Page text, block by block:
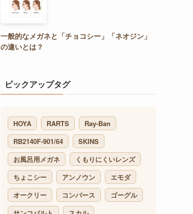
一般的なメガネと「チョコシー」「ネオジン」
の違いとは？
ピックアップタグ
HOYA RARTS
Ray-Ban
RB2140F-901/64
SKINS
お風呂用メガネ
くもりにくいレンズ
ちょこシー
アンノウン
エモダ
オークリー
コンバース
ゴーグル